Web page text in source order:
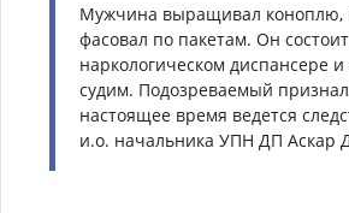
Мужчина выращивал коноплю,
фасовал по пакетам. Он
наркологическом диспансере
судим. Подозреваемый
настоящее время ведется
и.о. начальника УПН ДП Аскар